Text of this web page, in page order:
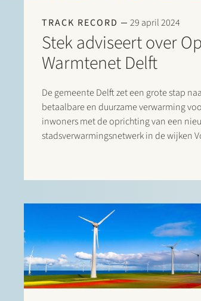
TRACK RECORD 29 april 2024
Stek adviseert over
Warmtenet Delft
De gemeente Delft zet een grote stap
betaalbare en duurzame verwarming
inwoners met de oprichting van een
stadsverwarmingsnetwerk in de wijken
Woonbron, Vidomes, Stedelink en
InWarmte en warmtebron Geothermie